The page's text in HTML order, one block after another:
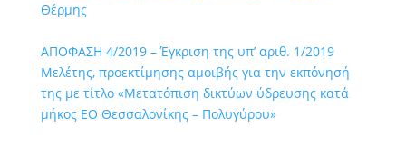
Θέρμης
ΑΠΟΦΑΣΗ 4/2019 – Έγκριση της υπ’ αριθ. 1/2019
Μελέτης, προεκτίμησης αμοιβής για την εκπόνησή
της με τίτλο «Μετατόπιση δικτύων ύδρευσης κατά
μήκος ΕΟ Θεσσαλονίκης – Πολυγύρου»